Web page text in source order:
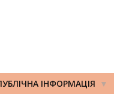
ІНФОРМАЦІЯ